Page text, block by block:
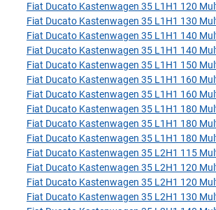
Fiat Ducato Kastenwagen 35 L1H1 120
Fiat Ducato Kastenwagen 35 L1H1 130
Fiat Ducato Kastenwagen 35 L1H1 140
Fiat Ducato Kastenwagen 35 L1H1 140
Fiat Ducato Kastenwagen 35 L1H1 150
Fiat Ducato Kastenwagen 35 L1H1 160
Fiat Ducato Kastenwagen 35 L1H1 160
Fiat Ducato Kastenwagen 35 L1H1 180
Fiat Ducato Kastenwagen 35 L1H1 180
Fiat Ducato Kastenwagen 35 L1H1 180
Fiat Ducato Kastenwagen 35 L2H1 115
Fiat Ducato Kastenwagen 35 L2H1 120
Fiat Ducato Kastenwagen 35 L2H1 120
Fiat Ducato Kastenwagen 35 L2H1 130